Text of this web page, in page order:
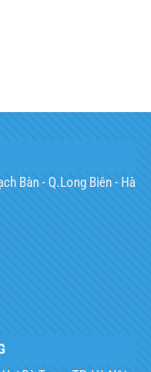
Bàn - Q.Long Biên - Hà